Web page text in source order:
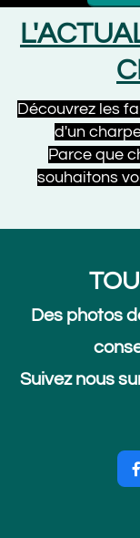
Découvrez les
d'un
Parce que
souhaitons
Des photos
Suivez nous
